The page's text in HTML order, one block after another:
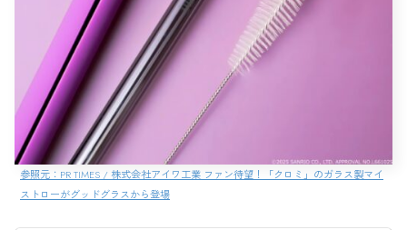
参照元：PR TIMES / 株式会社アイワ工業 ファン待望！「クロミ」のガラス製マイ
ストローがグッドグラスから登場